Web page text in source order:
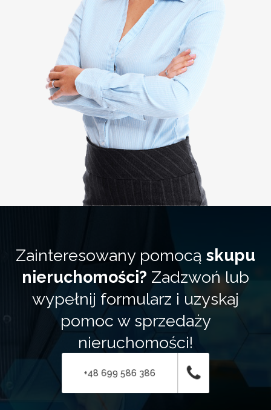
Zainteresowany pomocą skupu
nieruchomości? Zadzwoń lub
wypełnij formularz i uzyskaj
pomoc w sprzedaży
nieruchomości!
+48 699 586 386